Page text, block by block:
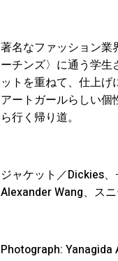
著名なファッション業
ーチンズ〉に通う学
ットを重ねて、仕上げ
アートガールらしい
ら行く帰り道。
ジャケット／Dickies
Alexander Wang、ス
Photograph: Yanagida